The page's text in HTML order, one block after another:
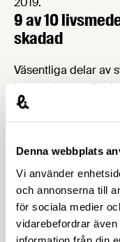
Denna webbplats
Vi använder
och annonserna till
för sociala medier
vidarebefordrar
9 av 10
skadad
Väsentliga delar av
beroende av
Sverigebild verkar
Framtida
och med
för att komma till
otryggheten.